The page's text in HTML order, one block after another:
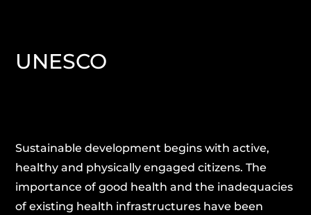
UNESCO
Sustainable development begins with active,
healthy and physically engaged citizens. The
importance of good health and the inadequacies
of existing health infrastructures have been